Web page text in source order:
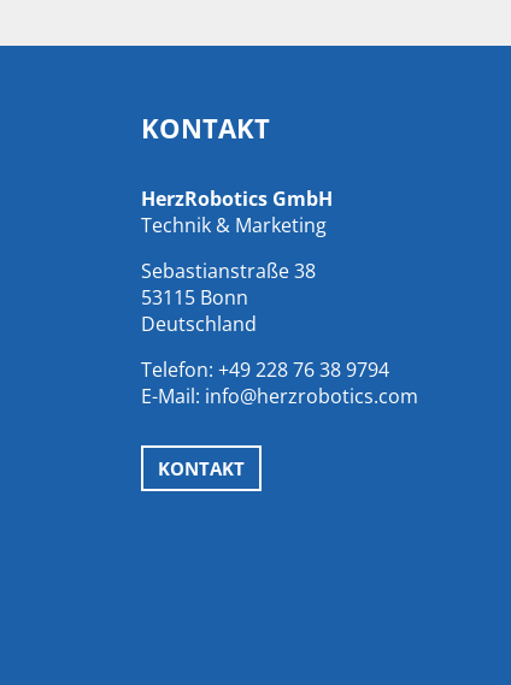
KONTAKT
HerzRobotics GmbH
Technik & Marketing
Sebastianstraße 38
53115 Bonn
Deutschland
Telefon: +49 228 76 38 9794
E-Mail: info@herzrobotics.com
KONTAKT